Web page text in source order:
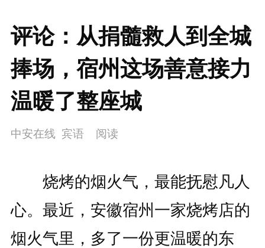
评论：从捐髓救人到全城
捧场，宿州这场善意接力
温暖了整座城
中安在线 宾语 阅读
烧烤的烟火气，最能抚慰凡人
心。最近，安徽宿州一家烧烤店的
烟火气里，多了一份更温暖的东